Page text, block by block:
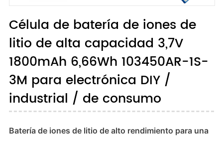
Célula de batería de iones de
litio de alta capacidad 3,7V
1800mAh 6,66Wh 103450AR-1S-
3M para electrónica DIY /
industrial / de consumo
Batería de iones de litio de alto rendimiento para una